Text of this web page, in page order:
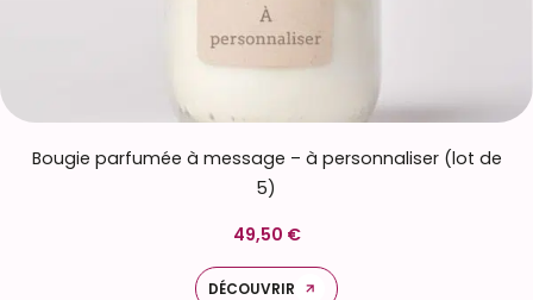
Bougie parfumée à message – à personnaliser (lot de
5)
49,50 €
DÉCOUVRIR